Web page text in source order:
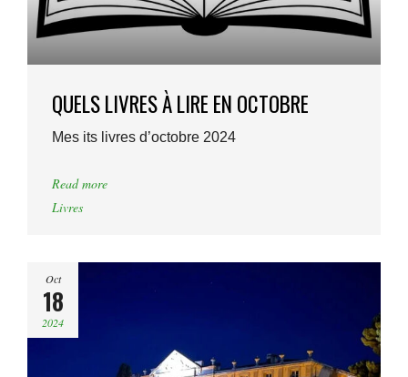
QUELS LIVRES À LIRE EN OCTOBRE
Mes its livres d’octobre 2024
Read more
Livres
Oct
18
2024